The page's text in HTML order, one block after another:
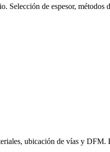
de espesor, métodos
ubicación de vías y DFM.